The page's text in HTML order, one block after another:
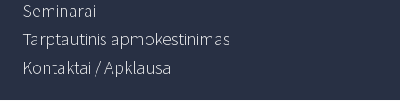
Seminarai
Tarptautinis apmokestinimas
Kontaktai / Apklausa